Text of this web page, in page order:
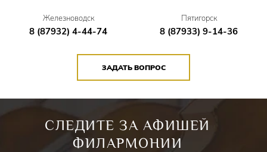
Железноводск
8 (87932) 4-44-74
Пятигорск
8 (87933) 9-14-36
ЗАДАТЬ ВОПРОС
СЛЕДИТЕ ЗА АФИШЕЙ
ФИЛАРМОНИИ